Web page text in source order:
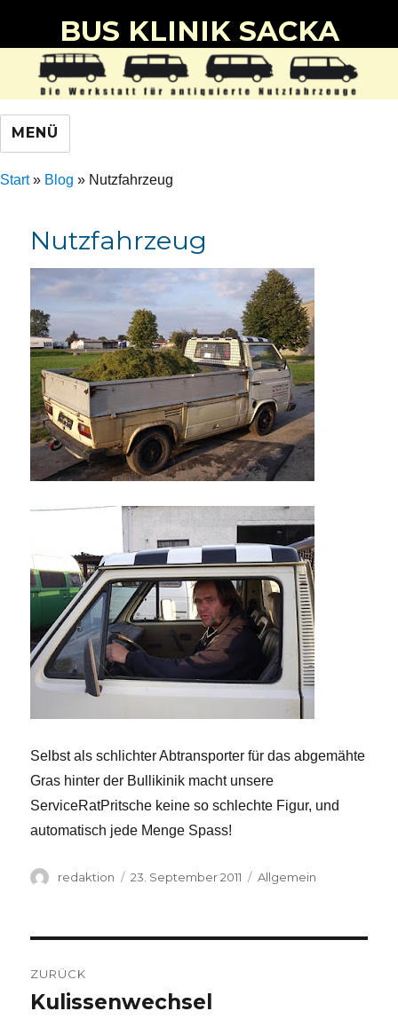
BUS KLINIK SACKA
MENÜ
Start» Blog » Nutzfahrzeug
Nutzfahrzeug
Selbst als schlichter Abtransporter für dasabgemähte
Gras hinter der Bullikinik macht unsere
ServiceRatPritsche keine so schlechte Figur, und
automatisch jede Menge Spass!
Autor
redaktion
Veröffentlicht
23. September 2011 Kategorien
Allgemein
ZURÜCK
Vorheriger
Kulissenwechsel